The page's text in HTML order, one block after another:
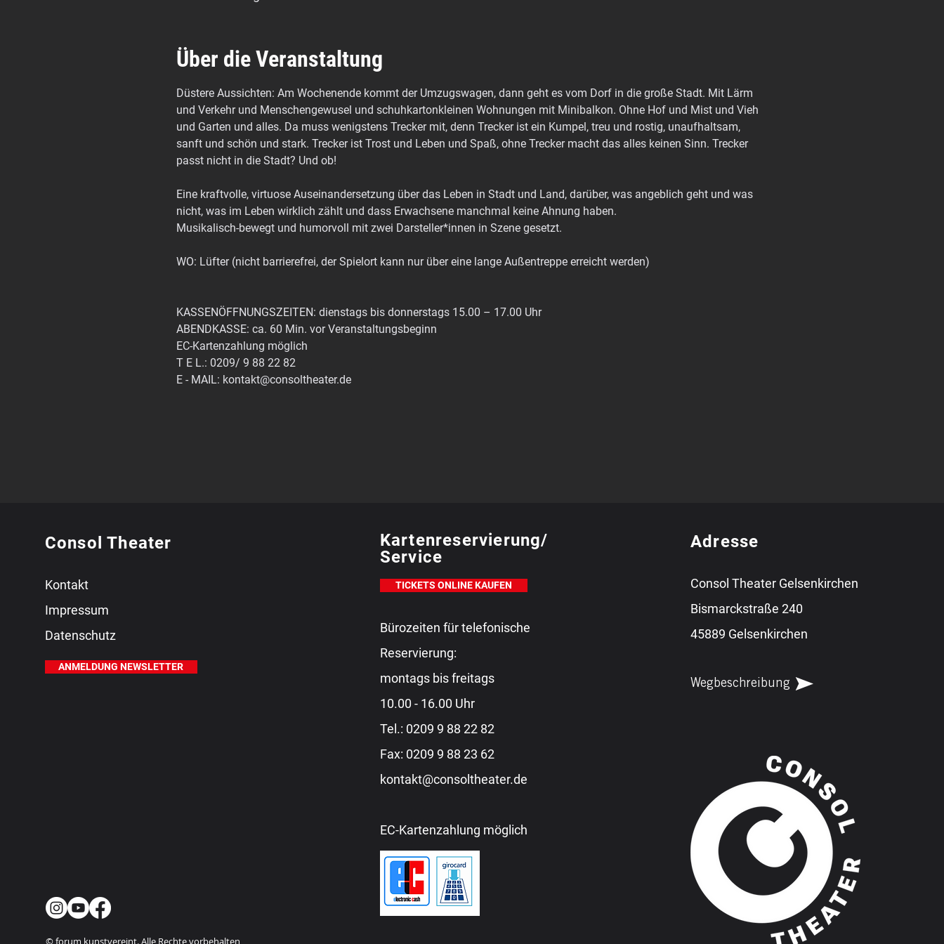
Über die Veranstaltung
Düstere Aussichten: Am Wochenende kommt der Umzugswagen, dann geht es vom Dorf in die große Stadt. Mit Lärm
und Verkehr und Menschengewusel und schuhkartonkleinen Wohnungen mit Minibalkon. Ohne Hof und Mist und Vieh
und Garten und alles. Da muss wenigstens Trecker mit, denn Trecker ist ein Kumpel, treu und rostig, unaufhaltsam,
sanft und schön und stark. Trecker ist Trost und Leben und Spaß, ohne Trecker macht das alles keinen Sinn. Trecker
passt nicht in die Stadt? Und ob!
Eine kraftvolle, virtuose Auseinandersetzung über das Leben in Stadt und Land, darüber, was angeblich geht und was
nicht, was im Leben wirklich zählt und dass Erwachsene manchmal keine Ahnung haben.
Musikalisch-bewegt und humorvoll mit zwei Darsteller*innen in Szene gesetzt.
WO: Lüfter (nicht barrierefrei, der Spielort kann nur über eine lange Außentreppe erreicht werden)
KASSENÖFFNUNGSZEITEN: dienstags bis donnerstags 15.00 – 17.00 Uhr
ABENDKASSE: ca. 60 Min. vor Veranstaltungsbeginn
EC-Kartenzahlung möglich
T E L.: 0209/ 9 88 22 82
E - MAIL: kontakt@consoltheater.de
Consol Theater
Kontakt
Impressum
Datenschutz
ANMELDUNG NEWSLETTER
© forum kunstvereint. Alle Rechte vorbehalten
Kartenreservierung/
Service
TICKETS ONLINE KAUFEN
Bürozeiten für telefonische
Reservierung:
montags bis freitags
10.00 - 16.00 Uhr
Tel.: 0209 9 88 22 82
Fax: 0209 9 88 23 62
kontakt@consoltheater.de
EC-Kartenzahlung möglich
Adresse
Consol Theater Gelsenkirchen
Bismarckstraße 240
45889 Gelsenkirchen
Wegbeschreibung